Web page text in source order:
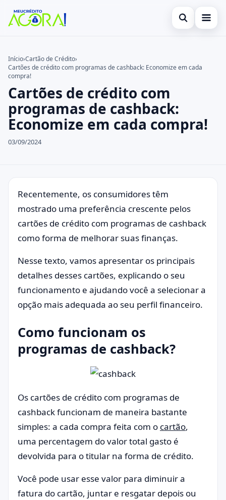
Abrir busca
Cartão de Crédito
Empréstimo
Finanças
Legal
Buscar no site
Buscar por:
Pressione Enter para buscar ou ESC para fechar.
Início›Cartão de Crédito›
Cartões de crédito com programas de cashback: Economize em cada
compra!
Cartões de crédito com
programas de cashback:
Economize em cada compra!
03/09/2024
Recentemente, os consumidores têm
mostrado uma preferência crescente pelos
cartões de crédito com programas de cashback
como forma de melhorar suas finanças.
Nesse texto, vamos apresentar os principais
detalhes desses cartões, explicando o seu
funcionamento e ajudando você a selecionar a
opção mais adequada ao seu perfil financeiro.
Como funcionam os
programas de cashback?
Os cartões de crédito com programas de
cashback funcionam de maneira bastante
simples: a cada compra feita com o cartão,
uma percentagem do valor total gasto é
devolvida para o titular na forma de crédito.
Você pode usar esse valor para diminuir a
fatura do cartão, juntar e resgatar depois ou